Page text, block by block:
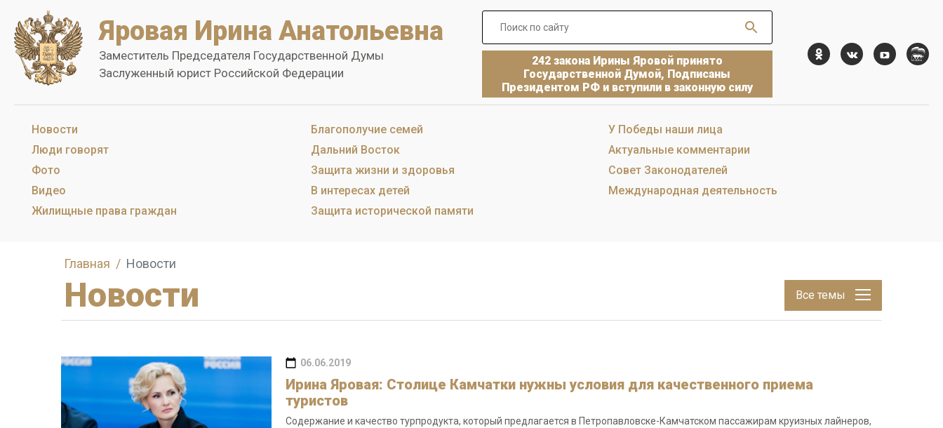
Яровая Ирина Анатольевна
Заместитель Председателя Государственной Думы
Заслуженный юрист Российской Федерации
242 закона Ирины Яровой принято
Государственной Думой, Подписаны
Президентом РФ и вступили в законную силу
Новости
Люди говорят
Фото
Видео
Жилищные права граждан
Благополучие семей
Дальний Восток
Защита жизни и здоровья
В интересах детей
Защита исторической памяти
У Победы наши лица
Актуальные комментарии
Совет Законодателей
Международная деятельность
Главная Новости
Новости Все темы
06.06.2019
Ирина Яровая: Столице Камчатки нужны условия для качественного приема
туристов
Содержание и качество турпродукта, который предлагается в Петропавловске-Камчатском пассажирам круизных лайнеров,